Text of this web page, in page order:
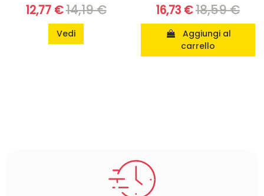
12,77 €14,19 €
Vedi
16,73 €18,59 €
carrello